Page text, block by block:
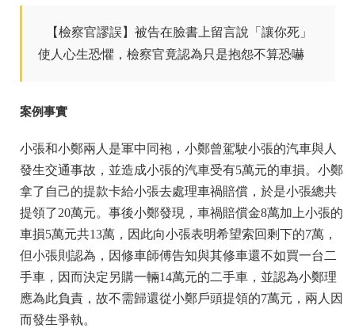
【檢察官謬誤】被告在臉書上留言說「讓你死」
使人心生恐懼，檢察官竟認為只是抱怨不算恐嚇
案例事實
小張和小鄭兩人是軍中同袍，小鄭曾駕駛小張的汽車與人
發生交通事故，並造成小張的汽車受有5萬元的車損。小鄭
拿了自己的提款卡給小張去處理車禍賠償，於是小張總共
提領了20萬元。事後小鄭發現，車禍賠償金8萬加上小張的
車損5萬元共13萬，因此向小張表明希望索回剩下的7萬，
但小張則認為，因修車師傅告知與其修車還不如買一台二
手車，因而決定另購一輛14萬元的二手車，並認為小鄭理
應為此負責，故不需歸還從小鄭戶頭提領的7萬元，兩人因
而發生爭執。